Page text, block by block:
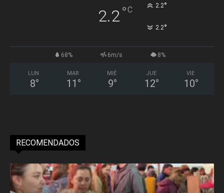
2.2°C 2.2°
2.2°
68% 6m/s 8%
LUN
8°
MAR
11 °
MIÉ
9°
JUE
12°
VIE
10°
RECOMENDADOS